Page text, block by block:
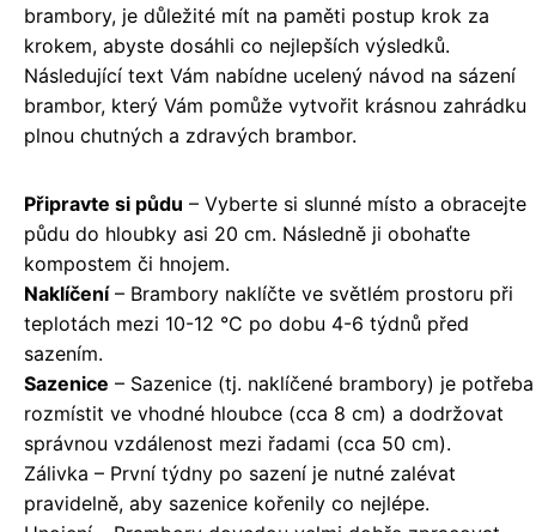
brambory, je důležité mít na paměti postup krok za
krokem, abyste dosáhli co nejlepších výsledků.
Následující text Vám nabídne ucelený návod na sázení
brambor, který Vám pomůže vytvořit krásnou zahrádku
plnou chutných a zdravých brambor.
Připravte si půdu – Vyberte si slunné místo a obracejte
půdu do hloubky asi 20 cm. Následně ji obohaťte
kompostem či hnojem.
Naklíčení– Brambory naklíčte ve světlém prostoru při
teplotách mezi 10-12 °C po dobu 4-6 týdnů před
sazením.
Sazenice – Sazenice (tj. naklíčené brambory) je potřeba
rozmístit ve vhodné hloubce (cca 8 cm) a dodržovat
správnou vzdálenost mezi řadami (cca 50 cm).
Zálivka – První týdny po sazení je nutné zalévat
pravidelně, aby sazenice kořenily co nejlépe.